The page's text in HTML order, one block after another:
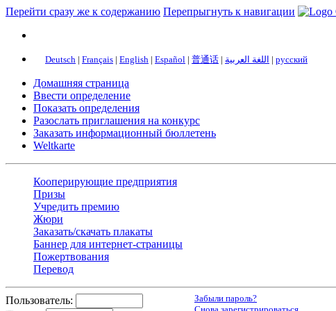
Перейти сразу же к содержанию Перепрыгнуть к навигации
Deutsch | Français | English | Español | 普通话 | اللغة العربية | русский
Домашняя страница
Ввести определение
Показать определения
Разослать приглашения на конкурс
Заказать информационный бюллетень
Weltkarte
Кооперирующие предприятия
Призы
Учредить премию
Жюри
Заказать/скачать плакаты
Баннер для интернет-страницы
Пожертвования
Перевод
Пользователь:
Забыли пароль?